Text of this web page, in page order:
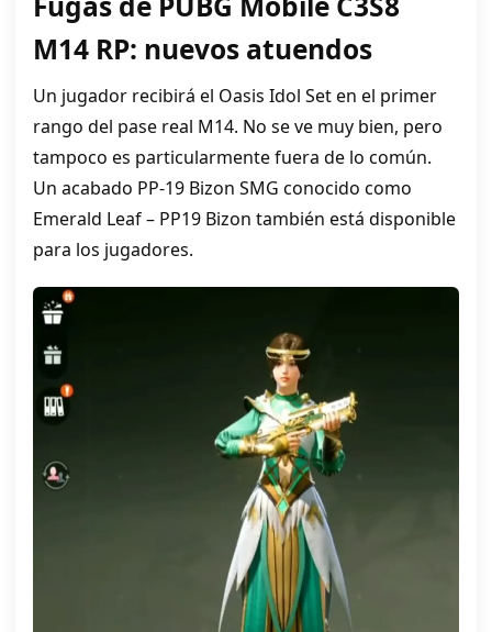
M14 RP: nuevos atuendos
Un jugador recibirá el Oasis Idol Set en el primer
rango del pase real M14. No se ve muy bien, pero
tampoco es particularmente fuera de lo común.
Un acabado PP-19 Bizon SMG conocido como
Emerald Leaf – PP19 Bizon también está disponible
para los jugadores.